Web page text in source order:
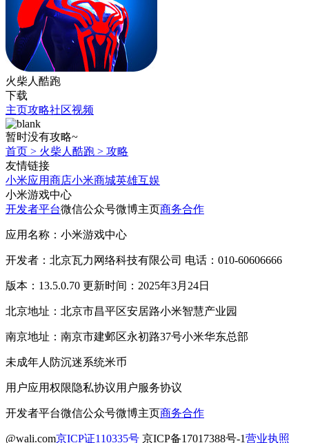
火柴人酷跑
下载
主页攻略社区视频
暂时没有攻略~
首页 > 火柴人酷跑 > 攻略
友情链接
小米应用商店小米商城英雄互娱
小米游戏中心
开发者平台微信公众号微博主页商务合作
应用名称：小米游戏中心
开发者：北京瓦力网络科技有限公司 电话：010-60606666
版本：13.5.0.70 更新时间：2025年3月24日
北京地址：北京市昌平区安居路小米智慧产业园
南京地址：南京市建邺区永初路37号小米华东总部
未成年人防沉迷系统米币
用户应用权限隐私协议用户服务协议
开发者平台微信公众号微博主页商务合作
@wali.com京ICP证110335号 京ICP备17017388号-1营业执照